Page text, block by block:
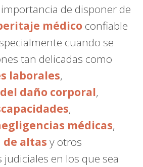
de disponer de
médico confiable
cuando se
tan delicadas como
laborales,
daño corporal,
,
médicas,
altas y otros
en los que sea